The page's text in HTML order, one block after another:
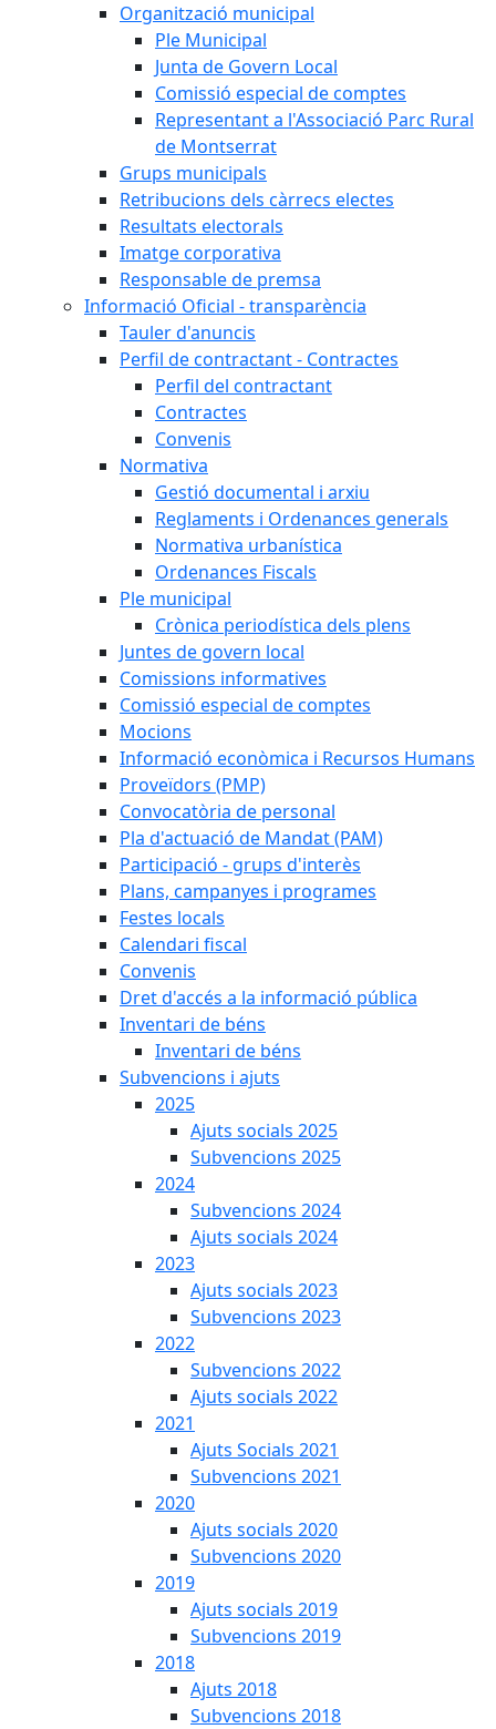
Organització municipal
Ple Municipal
Junta de Govern Local
Comissió especial de comptes
Representant a l'Associació Parc Rural
de Montserrat
Grups municipals
Retribucions dels càrrecs electes
Resultats electorals
Imatge corporativa
Responsable de premsa
Informació Oficial - transparència
Tauler d'anuncis
Perfil de contractant - Contractes
Perfil del contractant
Contractes
Convenis
Normativa
Gestió documental i arxiu
Reglaments i Ordenances generals
Normativa urbanística
Ordenances Fiscals
Ple municipal
Crònica periodística dels plens
Juntes de govern local
Comissions informatives
Comissió especial de comptes
Mocions
Informació econòmica i Recursos Humans
Proveïdors (PMP)
Convocatòria de personal
Pla d'actuació de Mandat (PAM)
Participació - grups d'interès
Plans, campanyes i programes
Festes locals
Calendari fiscal
Convenis
Dret d'accés a la informació pública
Inventari de béns
Inventari de béns
Subvencions i ajuts
2025
Ajuts socials 2025
Subvencions 2025
2024
Subvencions 2024
Ajuts socials 2024
2023
Ajuts socials 2023
Subvencions 2023
2022
Subvencions 2022
Ajuts socials 2022
2021
Ajuts Socials 2021
Subvencions 2021
2020
Ajuts socials 2020
Subvencions 2020
2019
Ajuts socials 2019
Subvencions 2019
2018
Ajuts 2018
Subvencions 2018